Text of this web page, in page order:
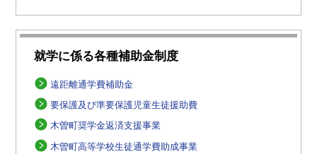
就学に係る各種補助金制度
遠距離通学費補助金
要保護及び準要保護児童生徒援助費
木曽町奨学金返済支援事業
木曽町高等学校生徒通学費助成事業